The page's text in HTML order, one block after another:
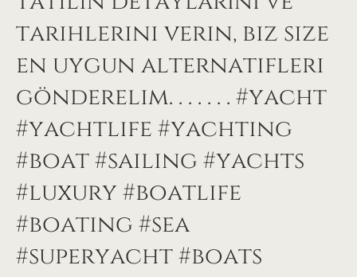
tarihlerini verin, biz size
en uygun alternatifleri
gönderelim. . . . . . . #yacht
#yachtlife #yachting
#boat #sailing #yachts
#luxury #boatlife
#boating #sea
#superyacht #boats